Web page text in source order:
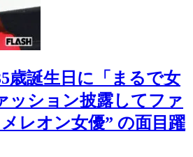
歳誕生日に「まるで女
ッション披露してファ
レオン女優” の面目躍